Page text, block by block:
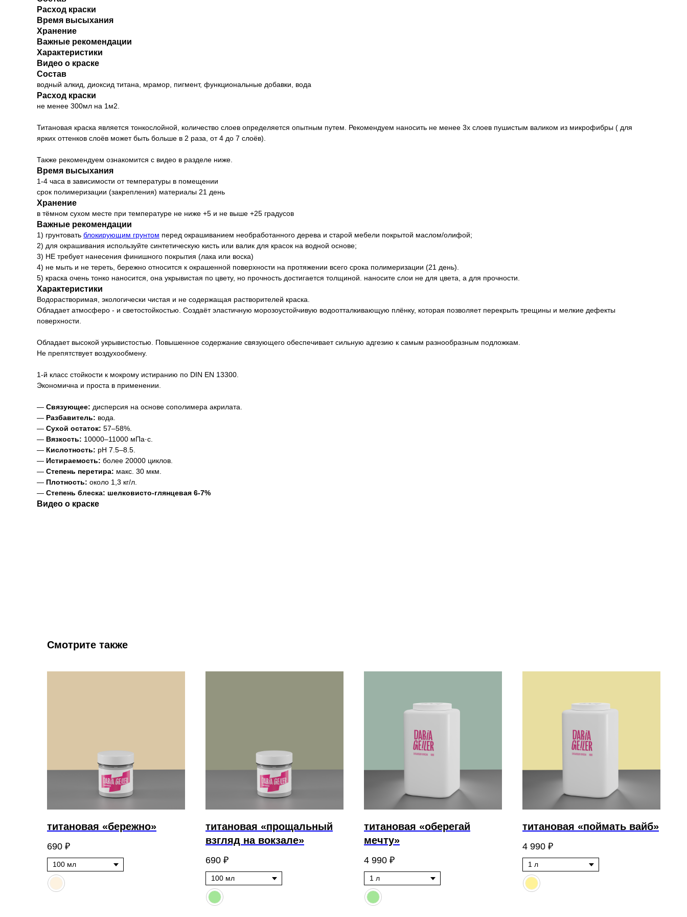
Расход краски
Время высыхания
Хранение
Важные рекомендации
Характеристики
Видео о краске
Состав
водный алкид, диоксид титана, мрамор, пигмент, функциональные добавки, вода
Расход краски
не менее 300мл на 1м2.
Титановая краска является тонкослойной, количество слоев определяется опытным путем. Рекомендуем наносить не менее 3х слоев пушистым валиком из микрофибры ( для
ярких оттенков слоёв может быть больше в 2 раза, от 4 до 7 слоёв).
Также рекомендуем ознакомится с видео в разделе ниже.
Время высыхания
1-4 часа в зависимости от температуры в помещении
срок полимеризации (закрепления) материалы 21 день
Хранение
в тёмном сухом месте при температуре не ниже +5 и не выше +25 градусов
Важные рекомендации
1) грунтовать блокирующим грунтом перед окрашиванием необработанного дерева и старой мебели покрытой маслом/олифой;
2) для окрашивания используйте синтетическую кисть или валик для красок на водной основе;
3) НЕ требует нанесения финишного покрытия (лака или воска)
4) не мыть и не тереть, бережно относится к окрашенной поверхности на протяжении всего срока полимеризации (21 день).
5) краска очень тонко наносится, она укрывистая по цвету, но прочность достигается толщиной. наносите слои не для цвета, а для прочности.
Характеристики
Водорастворимая, экологически чистая и не содержащая растворителей краска.
Обладает атмосферо - и светостойкостью. Создаёт эластичную морозоустойчивую водоотталкивающую плёнку, которая позволяет перекрыть трещины и мелкие дефекты
поверхности.
Обладает высокой укрывистостью. Повышенное содержание связующего обеспечивает сильную адгезию к самым разнообразным подложкам.
Не препятствует воздухообмену.
1-й класс стойкости к мокрому истиранию по DIN EN 13300.
Экономична и проста в применении.
— Связующее: дисперсия на основе сополимера акрилата.
— Разбавитель: вода.
— Сухой остаток: 57–58%.
— Вязкость: 10000–11000 мПа·с.
— Кислотность: pH 7.5–8.5.
— Истираемость: более 20000 циклов.
— Степень перетира: макс. 30 мкм.
— Плотность: около 1,3 кг/л.
— Степень блеска: шелковисто-глянцевая 6-7%
Видео о краске
Смотрите также
титановая «бережно»
690 ₽
титановая «прощальный
взгляд на вокзале»
690 ₽
титановая «оберегай
мечту»
4 990 ₽
титановая «поймать вайб»
4 990 ₽